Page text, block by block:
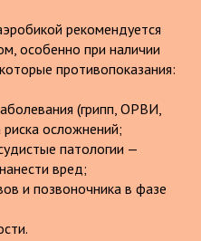
рекомендуется
особенно при наличии
противопоказания:
(грипп, ОРВИ,
осложнений;
патологии —
вред;
и позвоночника в фазе